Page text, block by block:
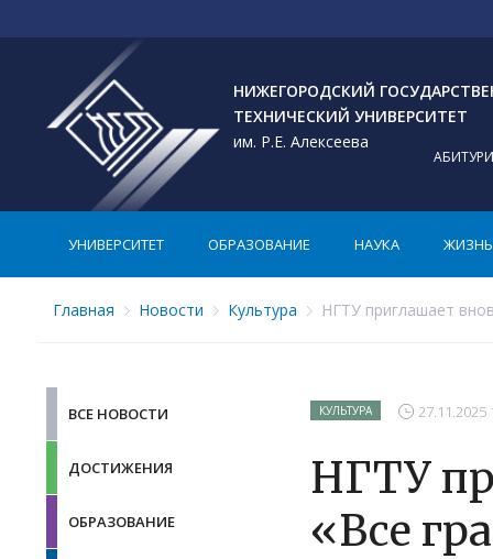
НИЖЕГОРОДСКИЙ
ТЕХНИЧЕСКИЙ УНИВЕРСИТЕТ
им. Р.Е. Алексеева
УНИВЕРСИТЕТ ОБРАЗОВАНИЕ НАУКА ЖИЗНЬ
Главная Новости Культура НГТУ приглашает
ВСЕ НОВОСТИ
ДОСТИЖЕНИЯ
ОБРАЗОВАНИЕ
КУЛЬТУРА 27.11.2025
НГТУ
«Все